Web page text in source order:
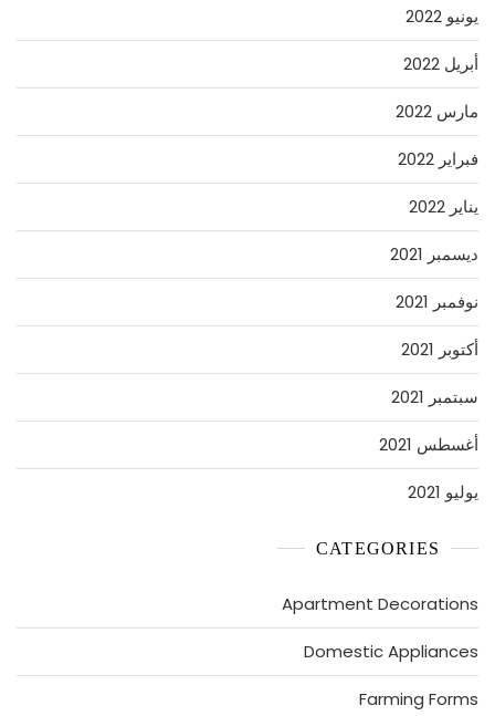
يونيو 2022
أبريل 2022
مارس 2022
فبراير 2022
يناير 2022
ديسمبر 2021
نوفمبر 2021
أكتوبر 2021
سبتمبر 2021
أغسطس 2021
يوليو 2021
CATEGORIES
Apartment Decorations
Domestic Appliances
Farming Forms